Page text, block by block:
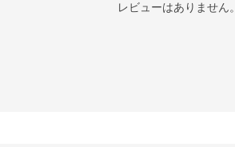
レビューはありません。